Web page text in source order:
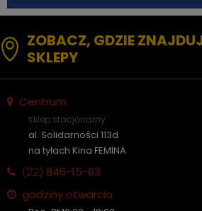
ZOBACZ, GDZIE
SKLEPY
Centrum
sklep stacjonarny
al. Solidarności 113d
na tyłach Kina FEMINA
(22) 846-15-83
godziny otwarcia